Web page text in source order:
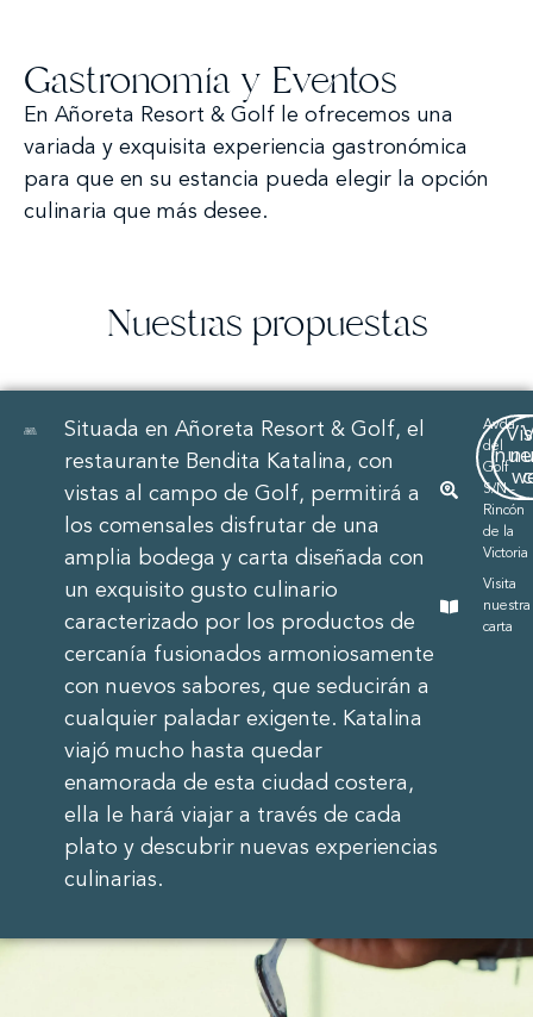
Gastronomía y Eventos
En Añoreta Resort & Golf le ofrecemos una
variada y exquisita experiencia gastronómica
para que en su estancia pueda elegir la opción
culinaria que más desee.
Nuestras propuestas
Situada en Añoreta Resort & Golf, el
restaurante Bendita Katalina, con
vistas al campo de Golf, permitirá a
los comensales disfrutar de una
amplia bodega y carta diseñada con
un exquisito gusto culinario
caracterizado por los productos de
cercanía fusionados armoniosamente
con nuevos sabores, que seducirán a
cualquier paladar exigente. Katalina
viajó mucho hasta quedar
enamorada de esta ciudad costera,
ella le hará viajar a través de cada
plato y descubrir nuevas experiencias
culinarias.
Avda.
del
Golf
S/N -
Rincón
de la
Victoria
Visita
nuestra
carta